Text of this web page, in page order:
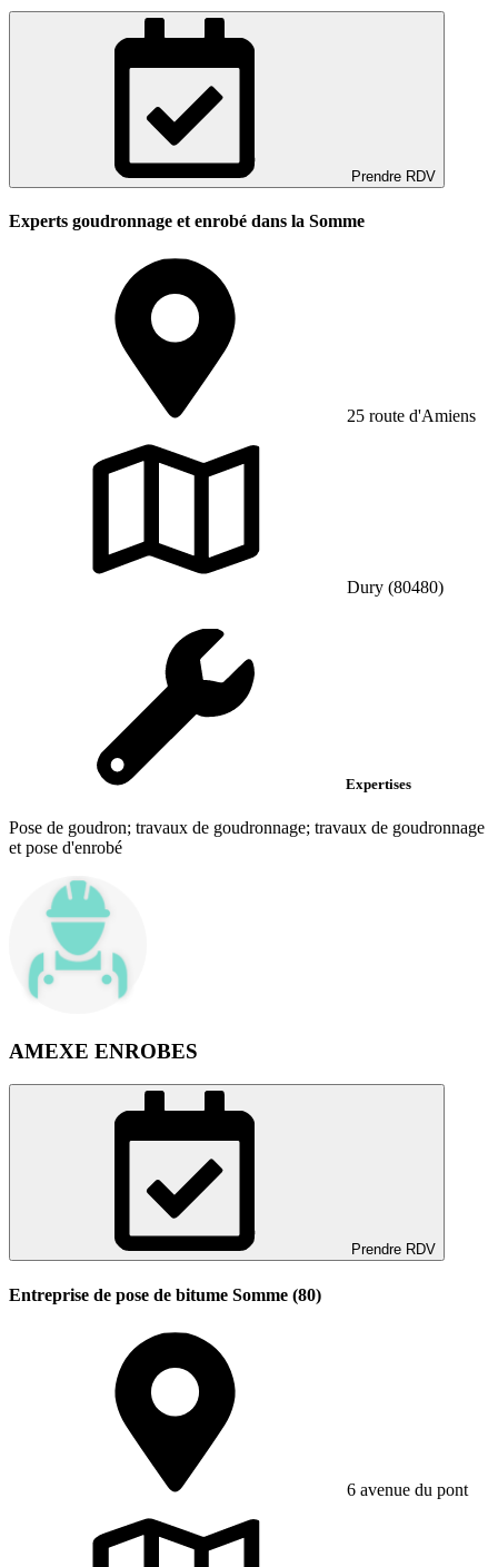
Prendre RDV
Experts goudronnage et enrobé dans la Somme
25 route d'Amiens
Dury (80480)
Expertises
Pose de goudron; travaux de goudronnage; travaux de goudronnage
et pose d'enrobé
AMEXE ENROBES
Prendre RDV
Entreprise de pose de bitume Somme (80)
6 avenue du pont